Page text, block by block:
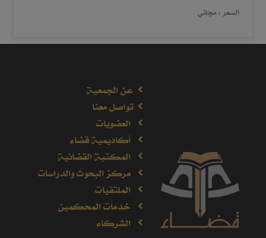
السعر : مجاني
عن الجمعية
تواصل معنا
العضويات
أكاديمية قضاء
المكتبة القضائية
مركز البحوث والدراسات
الملتقيات
خدمات المحكمين
الشركاء